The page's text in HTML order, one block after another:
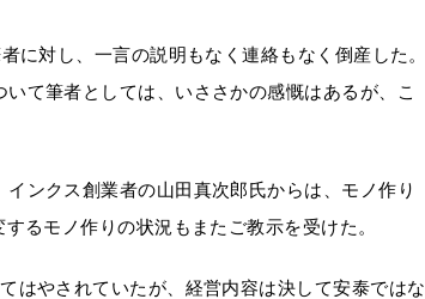
に対し、一言の説明もなく連絡もなく倒産した。
て筆者としては、いささかの感慨はあるが、こ
ンクス創業者の山田真次郎氏からは、モノ作り
るモノ作りの状況もまたご教示を受けた。
はやされていたが、経営内容は決して安泰ではな